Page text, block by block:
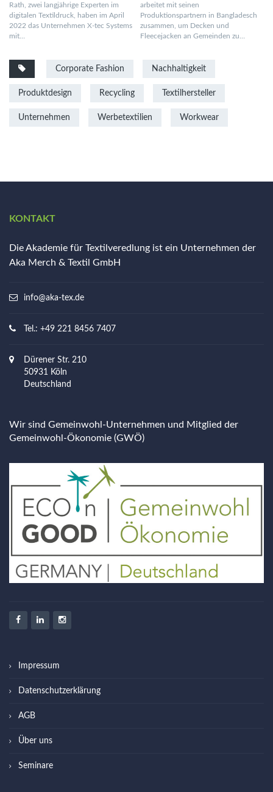
Rath, zwei langjährige Experten im
digitalen Textildruck, haben im April
2022 das Unternehmen X-tec Systems
mit…
arbeitet mit seinen
Produktionspartnern in Bangladesch
zusammen, um Decken und
Fleecejacken an Gemeinden zu…
Corporate Fashion Nachhaltigkeit
Produktdesign Recycling Textilhersteller
Unternehmen Werbetextilien Workwear
KONTAKT
Die Akademie für Textilveredlung ist ein Unternehmen der
Aka Merch & Textil GmbH
info@aka-tex.de
Tel.: +49 221 8456 7407
Dürener Str. 210
50931 Köln
Deutschland
Wir sind Gemeinwohl-Unternehmen und Mitglied der
Gemeinwohl-Ökonomie (GWÖ)
Impressum
Datenschutzerklärung
AGB
Über uns
Seminare